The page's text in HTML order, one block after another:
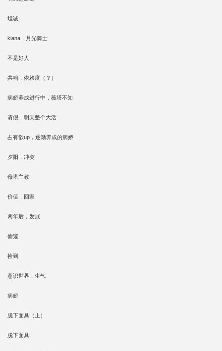
坦诚
kiana，月光骑士
不是好人
共鸣，依赖度（？）
病娇养成进行中，薇塔不知
请假，明天整个大活
占有欲up，逐渐养成的病娇
夕阳，冲突
薇塔主教
价值，回家
两年后，发展
偷窥
捡到
意识世界，生气
病娇
脱下面具（上）
脱下面具